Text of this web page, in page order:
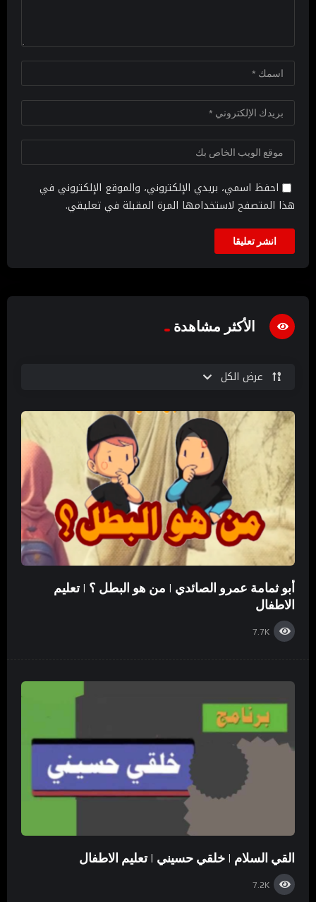
احفظ اسمي، بريدي الإلكتروني، والموقع الإلكتروني في
هذا المتصفح لاستخدامها المرة المقبلة في تعليقي.
الأكثر مشاهدة
عرض الكل
أبو ثمامة عمرو الصائدي | من هو البطل ؟ | تعليم
الاطفال
7.7K
القي السلام | خلقي حسيني | تعليم الاطفال
7.2K